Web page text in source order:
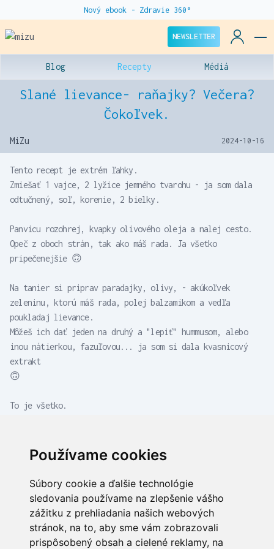
Používame cookies
Súbory cookie a ďalšie technológie
sledovania používame na zlepšenie vášho
zážitku z prehliadania našich webových
stránok, na to, aby sme vám zobrazovali
prispôsobený obsah a cielené reklamy, na
Nový ebook - Zdravie 360°
NEWSLETTER
Blog Recepty Médiá
Slané lievance- raňajky? Večera?
Čokoľvek.
MiZu 2024-10-16
Tento recept je extrém ľahky.
Zmiešať 1 vajce, 2 lyžice jemného tvarohu - ja som dala
odtučnený, soľ, korenie, 2 bielky.
Panvicu rozohrej, kvapky olivového oleja a nalej cesto.
Opeč z oboch strán, tak ako máš rada. Ja všetko
pripečenejšie 🙃
Na tanier si priprav paradajky, olivy, - akúkoľvek
zeleninu, ktorú máš rada, polej balzamikom a vedľa
poukladaj lievance.
Môžeš ich dať jeden na druhý a "lepiť" hummusom, alebo
inou nátierkou, fazuľovou... ja som si dala kvasnicový
extrakt
🙃
To je všetko.
MiZu lifestyle
Bratislavská 19 90029
Nová Dedinka
Zuzana Bejlek